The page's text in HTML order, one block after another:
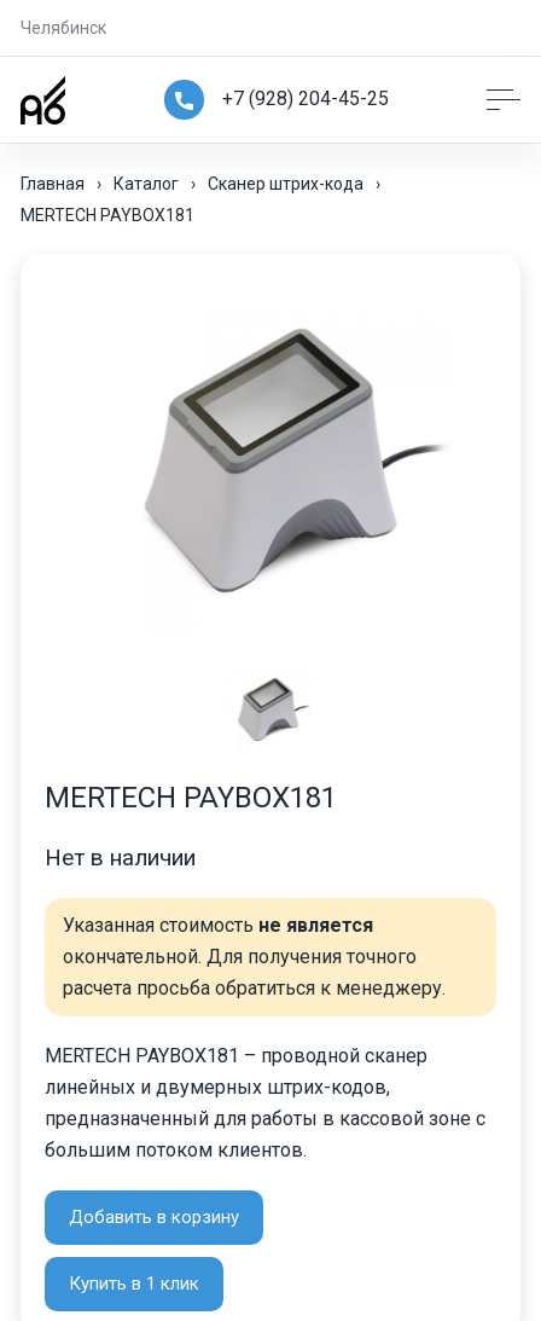
Челябинск
+7 (928) 204-45-25
Главная › Каталог › Сканер штрих-кода
›
MERTECH PAYBOX181
MERTECH PAYBOX181
Нет в наличии
Указанная стоимость не является
окончательной. Для получения точного
расчета просьба обратиться к менеджеру.
MERTECH PAYBOX181 – проводной сканер
линейных и двумерных штрих-кодов,
предназначенный для работы в кассовой зоне с
большим потоком клиентов.
Добавить в корзину
Купить в 1 клик